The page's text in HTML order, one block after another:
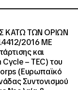
ΚΑΤΩ ΤΩΝ ΟΡΙΩΝ
2016 ΜΕ
και
– TEC) του
(Ευρωπαϊκό
Συντονισμού